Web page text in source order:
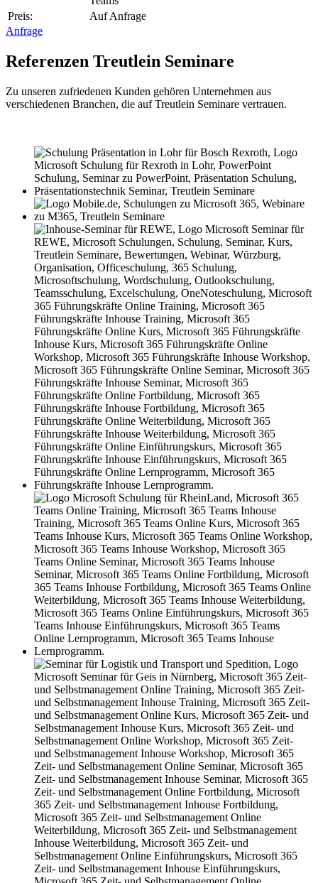
Preis:
Auf Anfrage
Anfrage
Referenzen Treutlein Seminare
Zu unseren zufriedenen Kunden gehören Unternehmen aus
verschiedenen Branchen, die auf Treutlein Seminare vertrauen.